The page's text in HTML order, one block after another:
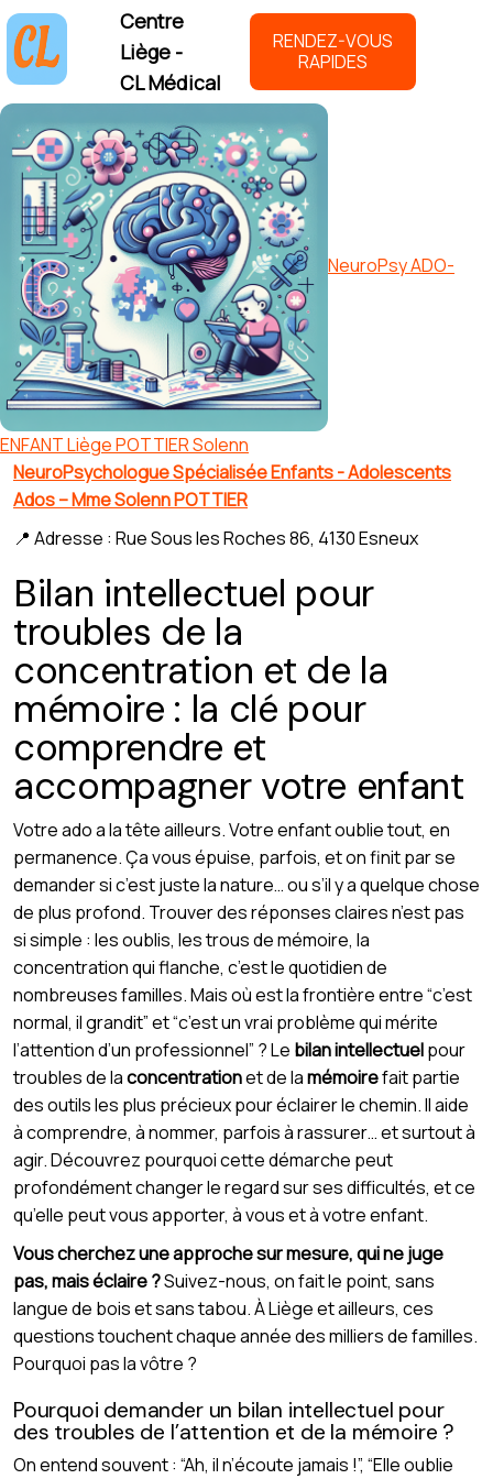
Centre
Liège -
CL Médical
RENDEZ-VOUS
RAPIDES
NeuroPsy ADO-
ENFANT Liège POTTIER Solenn
NeuroPsychologue Spécialisée Enfants - Adolescents
Ados – Mme Solenn POTTIER
📍 Adresse : Rue Sous les Roches 86, 4130 Esneux
Bilan intellectuel pour
troubles de la
concentration et de la
mémoire : la clé pour
comprendre et
accompagner votre enfant
Votre ado a la tête ailleurs. Votre enfant oublie tout, en
permanence. Ça vous épuise, parfois, et on finit par se
demander si c’est juste la nature… ou s’il y a quelque chose
de plus profond. Trouver des réponses claires n’est pas
si simple : les oublis, les trous de mémoire, la
concentration qui flanche, c’est le quotidien de
nombreuses familles. Mais où est la frontière entre “c’est
normal, il grandit” et “c’est un vrai problème qui mérite
l’attention d’un professionnel” ? Le bilan intellectuelpour
troubles de laconcentrationet de lamémoirefait partie
des outils les plus précieux pour éclairer le chemin. Il aide
à comprendre, à nommer, parfois à rassurer… et surtout à
agir. Découvrez pourquoi cette démarche peut
profondément changer le regard sur ses difficultés, et ce
qu’elle peut vous apporter, à vous et à votre enfant.
Vous cherchez une approche sur mesure, qui ne juge
pas, mais éclaire ?Suivez-nous, on fait le point, sans
langue de bois et sans tabou. À Liège et ailleurs, ces
questions touchent chaque année des milliers de familles.
Pourquoi pas la vôtre ?
Pourquoi demander un bilan intellectuel pour
des troubles de l’attention et de la mémoire ?
On entend souvent : “Ah, il n’écoute jamais !”, “Elle oublie